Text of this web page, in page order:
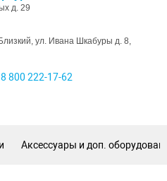
д. 29
ул. Ивана Шкабуры д. 8,
8 800 222-17-62
Аксессуары и доп.